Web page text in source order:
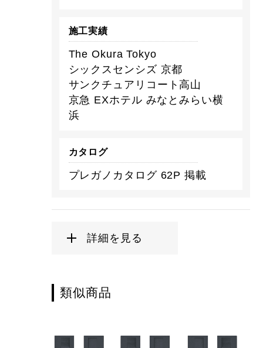
施工実績
The Okura Tokyo
シックスセンシズ 京都
サンクチュアリコート高山
京急 EXホテル みなとみらい横
浜
カタログ
プレガノカタログ 62P 掲載
詳細を見る
類似商品